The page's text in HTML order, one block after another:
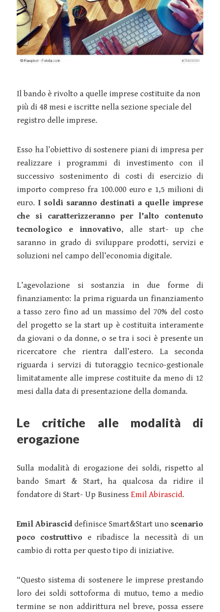
Il bando è rivolto a quelle imprese costituite da non
più di 48 mesi e iscritte nella sezione speciale del
registro delle imprese.
Esso ha l’obiettivo di sostenere piani di impresa per
realizzare i programmi di investimento con il
successivo sostenimento di costi di esercizio di
importo compreso fra 100.000 euro e 1,5 milioni di
euro. I soldi saranno destinati a quelle imprese
che si caratterizzeranno per l’alto contenuto
tecnologico e innovativo, alle start- up che
saranno in grado di sviluppare prodotti, servizi e
soluzioni nel campo dell’economia digitale.
L’agevolazione si sostanzia in due forme di
finanziamento: la prima riguarda un finanziamento
a tasso zero fino ad un massimo del 70% del costo
del progetto se la start up è costituita interamente
da giovani o da donne, o se tra i soci è presente un
ricercatore che rientra dall’estero. La seconda
riguarda i servizi di tutoraggio tecnico-gestionale
limitatamente alle imprese costituite da meno di 12
mesi dalla data di presentazione della domanda.
Le critiche alle modalità di
erogazione
Sulla modalità di erogazione dei soldi, rispetto al
bando Smart & Start, ha qualcosa da ridire il
fondatore di Start- Up Business Emil Abirascid.
Emil Abirasciddefinisce Smart&Start uno scenario
poco costruttivo e ribadisce la necessità di un
cambio di rotta per questo tipo di iniziative.
“Questo sistema di sostenere le imprese prestando
loro dei soldi sottoforma di mutuo, temo a medio
termine se non addirittura nel breve, possa essere